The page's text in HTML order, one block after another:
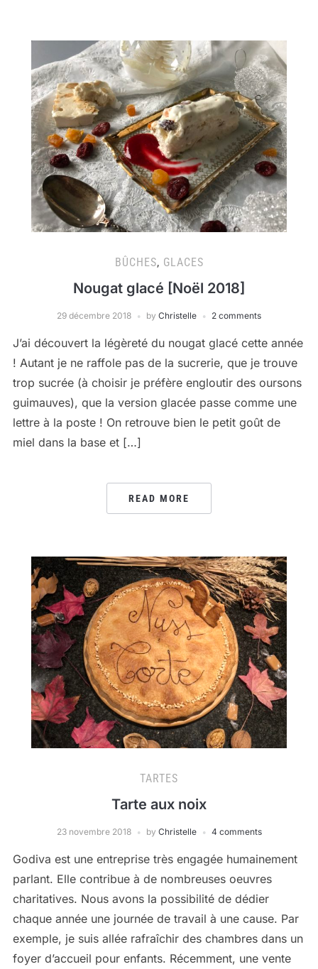
BÛCHES, GLACES
Nougat glacé [Noël 2018]
29 décembre 2018 by Christelle 2 comments
J’ai découvert la légèreté du nougat glacé cette année
! Autant je ne raffole pas de la sucrerie, que je trouve
trop sucrée (à choisir je préfère engloutir des oursons
guimauves), que la version glacée passe comme une
lettre à la poste ! On retrouve bien le petit goût de
miel dans la base et […]
READ MORE
TARTES
Tarte aux noix
23 novembre 2018 by Christelle 4 comments
Godiva est une entreprise très engagée humainement
parlant. Elle contribue à de nombreuses oeuvres
charitatives. Nous avons la possibilité de dédier
chaque année une journée de travail à une cause. Par
exemple, je suis allée rafraîchir des chambres dans un
foyer d’accueil pour enfants. Récemment, une vente